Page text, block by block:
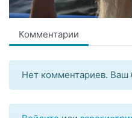
Комментарии
Нет комментариев. Ваш